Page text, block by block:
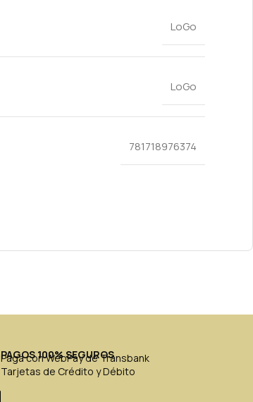
LoGo
LoGo
781718976374
PAGOS 100% SEGUROS
Paga con WebPay de Transbank
Tarjetas de Crédito y Débito